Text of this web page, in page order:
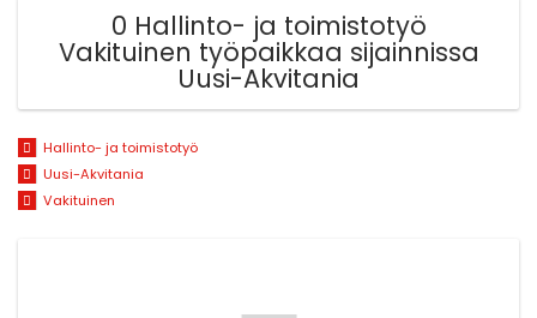
0 Hallinto- ja toimistotyö
Vakituinen työpaikkaa sijainnissa
Uusi-Akvitania
Hallinto- ja toimistotyö
Uusi-Akvitania
Vakituinen